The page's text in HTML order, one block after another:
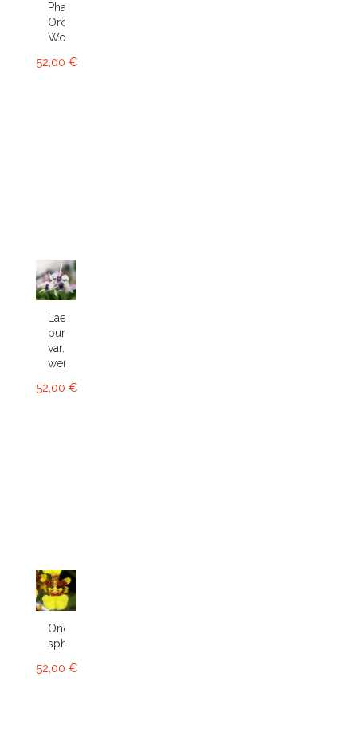
Phalaenopsis
Orchid
World
52,00 €
Laelia
purpurata
var.
werkhauseri
52,00 €
Oncidium
sphacelatum
52,00 €